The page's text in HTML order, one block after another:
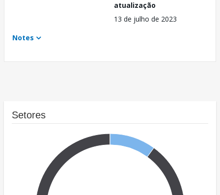
atualização
13 de julho de 2023
Notes
Setores